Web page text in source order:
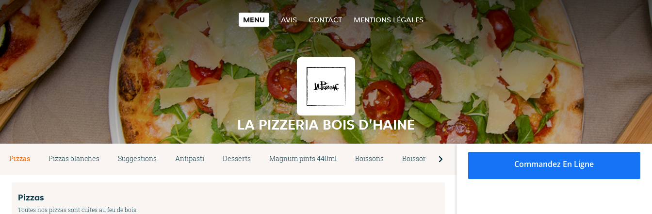
MENU AVIS CONTACT MENTIONS LÉGALES
LA PIZZERIA BOIS D'HAINE
Pizzas Pizzas blanches Suggestions Antipasti Desserts Magnum pints 440ml Boissons Boissons alcoolisées
Pizzas
Toutes nos pizzas sont cuites au feu de bois.
Commandez En Ligne